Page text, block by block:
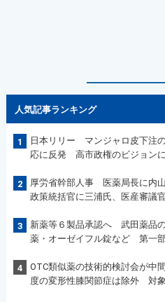
人気記事ランキング
1
日本リリー マンジャロ皮下注
応に反発 高市政権のビジョン
2
厚労省幹部人事 医薬局長に内
政策統括官に三浦氏、医産審議
3
新薬等６製品承認へ 武田薬品
薬・オーゼイフル錠など 第一
4
OTC類似薬の技術的検討会が
度の変形性膝関節症は除外 対